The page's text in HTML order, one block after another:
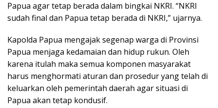
Papua agar tetap berada dalam bingkai NKRI. “NKRI
sudah final dan Papua tetap berada di NKRI,” ujarnya.
Kapolda Papua mengajak segenap warga di Provinsi
Papua menjaga kedamaian dan hidup rukun. Oleh
karena itulah maka semua komponen masyarakat
harus menghormati aturan dan prosedur yang telah di
keluarkan oleh pemerintah daerah agar situasi di
Papua akan tetap kondusif.